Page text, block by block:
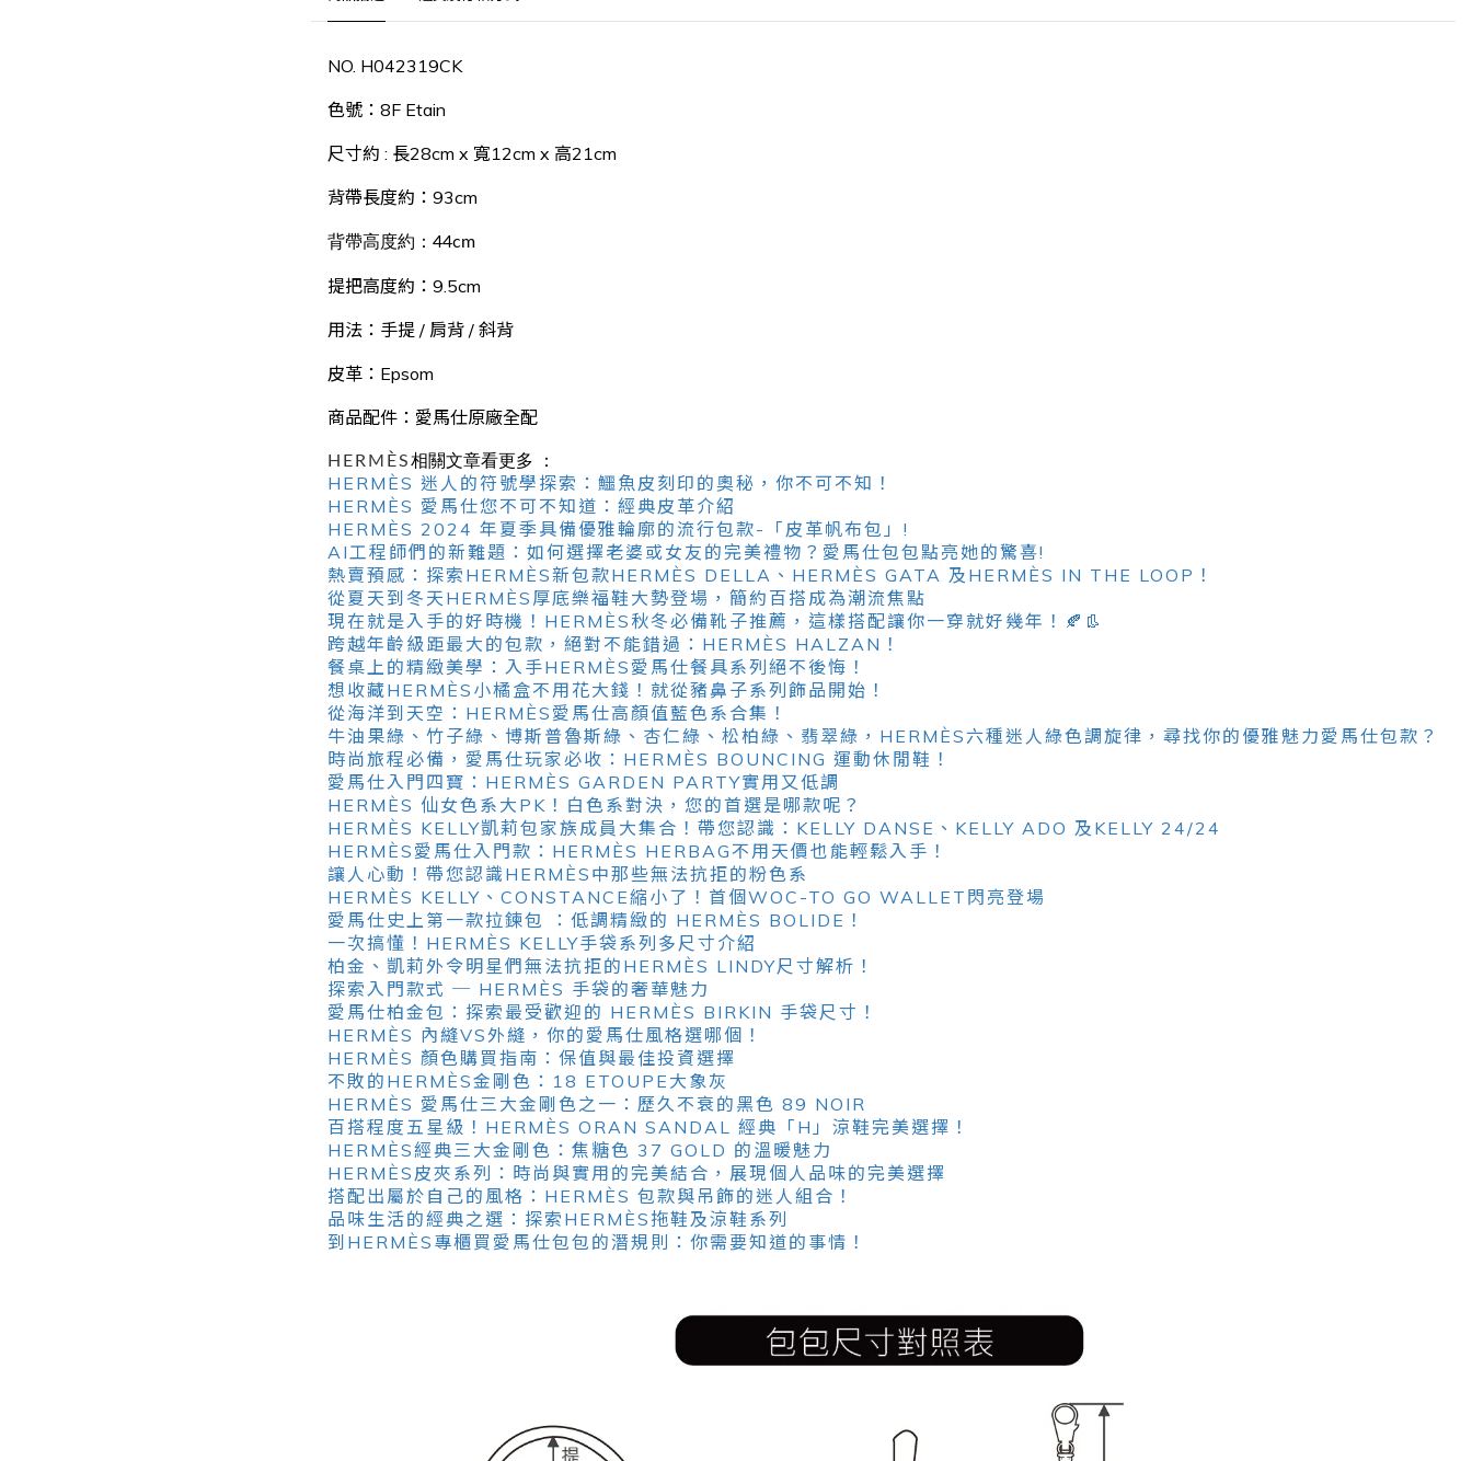
NO. H042319CK
色號：8F Etain
尺寸約 : 長28cm x 寬12cm x 高21cm
背帶長度約：93cm
背帶高度約：44cm
提把高度約：9.5cm
用法：手提 / 肩背 /斜背
皮革：Epsom
商品配件： 愛馬仕原廠全配
HERMÈS相關文章看更多 ：
HERMÈS 迷人的符號學探索：鱷魚皮刻印的奧秘，你不可不知！
HERMÈS 愛馬仕您不可不知道：經典皮革介紹
HERMÈS 2024 年夏季具備優雅輪廓的流行包款-「皮革帆布包」!
AI工程師們的新難題：如何選擇老婆或女友的完美禮物？愛馬仕包包點亮她的驚喜!
熱賣預感：探索HERMÈS新包款HERMÈS DELLA、HERMÈS GATA 及HERMÈS IN THE LOOP！
從夏天到冬天HERMÈS厚底樂福鞋大勢登場，簡約百搭成為潮流焦點
現在就是入手的好時機！HERMÈS秋冬必備靴子推薦，這樣搭配讓你一穿就好幾年！🍂👢
跨越年齡級距最大的包款，絕對不能錯過：HERMÈS HALZAN！
餐桌上的精緻美學：入手HERMÈS愛馬仕餐具系列絕不後悔！
想收藏HERMÈS小橘盒不用花大錢！就從豬鼻子系列飾品開始！
從海洋到天空：HERMÈS愛馬仕高顏值藍色系合集！
牛油果綠、竹子綠、博斯普魯斯綠、杏仁綠、松柏綠、翡翠綠，HERMÈS六種迷人綠色調旋律，尋找你的優雅魅力愛馬仕包款？
時尚旅程必備，愛馬仕玩家必收：HERMÈS BOUNCING 運動休閒鞋！
愛馬仕入門四寶：HERMÈS GARDEN PARTY實用又低調
HERMÈS 仙女色系大PK！白色系對決，您的首選是哪款呢？
HERMÈS KELLY凱莉包家族成員大集合！帶您認識：KELLY DANSE、KELLY ADO 及KELLY 24/24
HERMÈS愛馬仕入門款：HERMÈS HERBAG不用天價也能輕鬆入手！
讓人心動！帶您認識HERMÈS中那些無法抗拒的粉色系
HERMÈS KELLY、CONSTANCE縮小了！首個WOC-TO GO WALLET閃亮登場
愛馬仕史上第一款拉鍊包 ：低調精緻的 HERMÈS BOLIDE！
一次搞懂！HERMÈS KELLY手袋系列多尺寸介紹
柏金、凱莉外令明星們無法抗拒的HERMÈS LINDY尺寸解析！
探索入門款式 ─ HERMÈS 手袋的奢華魅力
愛馬仕柏金包：探索最受歡迎的 HERMÈS BIRKIN 手袋尺寸！
HERMÈS 內縫VS外縫，你的愛馬仕風格選哪個！
HERMÈS 顏色購買指南：保值與最佳投資選擇
不敗的HERMÈS金剛色：18 ETOUPE大象灰
HERMÈS 愛馬仕三大金剛色之一：歷久不衰的黑色 89 NOIR
百搭程度五星級！HERMÈS ORAN SANDAL 經典「H」涼鞋完美選擇！
HERMÈS經典三大金剛色：焦糖色 37 GOLD 的溫暖魅力
HERMÈS皮夾系列：時尚與實用的完美結合，展現個人品味的完美選擇
搭配出屬於自己的風格：HERMÈS 包款與吊飾的迷人組合！
品味生活的經典之選：探索HERMÈS拖鞋及涼鞋系列
到HERMÈS專櫃買愛馬仕包包的潛規則：你需要知道的事情！